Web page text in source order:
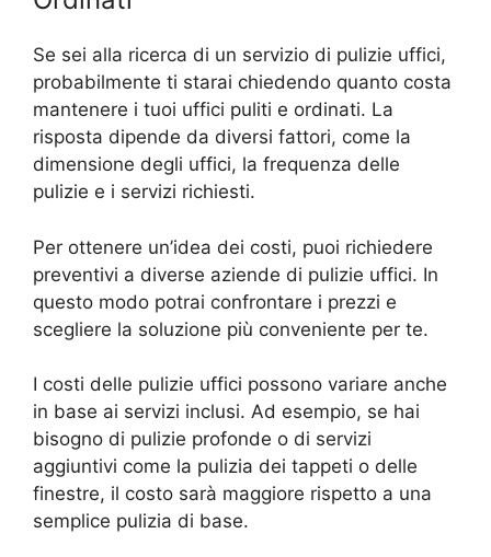
Se sei alla ricerca di un servizio di pulizie uffici,
probabilmente ti starai chiedendo quanto costa
mantenere i tuoi uffici puliti e ordinati. La
risposta dipende da diversi fattori, come la
dimensione degli uffici, la frequenza delle
pulizie e i servizi richiesti.
Per ottenere un’idea dei costi, puoi richiedere
preventivi a diverse aziende di pulizie uffici. In
questo modo potrai confrontare i prezzi e
scegliere la soluzione più conveniente per te.
I costi delle pulizie uffici possono variare anche
in base ai servizi inclusi. Ad esempio, se hai
bisogno di pulizie profonde o di servizi
aggiuntivi come la pulizia dei tappeti o delle
finestre, il costo sarà maggiore rispetto a una
semplice pulizia di base.